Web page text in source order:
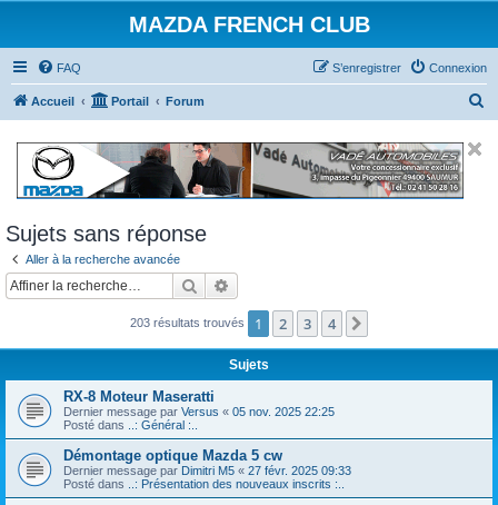
MAZDA FRENCH CLUB
FAQ Connexion
S’enregistrer
Accueil Portail Forum
Sujets sans réponse
Aller à la recherche avancée
Rechercher
203 résultats trouvés 1 2 3 4
Sujets
RX-8 Moteur Maseratti
Dernier message par Versus « 05 nov. 2025 22:25
Posté dans
..: Général :..
Démontage optique Mazda 5 cw
Dernier message par Dimitri M5 « 27 févr. 2025 09:33
Posté dans
..: Présentation des nouveaux inscrits :..